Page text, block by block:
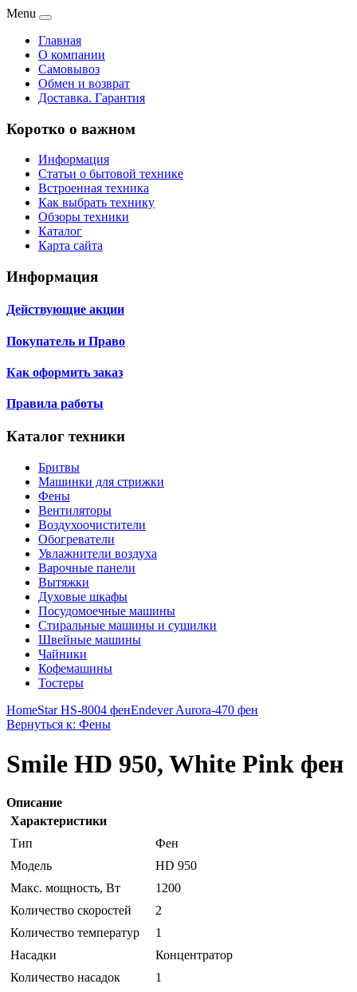
Menu
Главная
О компании
Самовывоз
Обмен и возврат
Доставка. Гарантия
Коротко о важном
Информация
Статьи о бытовой технике
Встроенная техника
Как выбрать технику
Обзоры техники
Каталог
Карта сайта
Информация
Действующие акции
Покупатель и Право
Как оформить заказ
Правила работы
Каталог техники
Бритвы
Машинки для стрижки
Фены
Вентиляторы
Воздухоочистители
Обогреватели
Увлажнители воздуха
Варочные панели
Вытяжки
Духовые шкафы
Посудомоечные машины
Стиральные машины и сушилки
Швейные машины
Чайники
Кофемашины
Тостеры
HomeStar HS-8004 фенEndever Aurora-470 фен
Вернуться к: Фены
Smile HD 950, White Pink фен
Описание
Характеристики
Тип
Фен
Модель
HD 950
Макс. мощность, Вт
1200
Количество скоростей
2
Количество температур
1
Насадки
Концентратор
Количество насадок
1